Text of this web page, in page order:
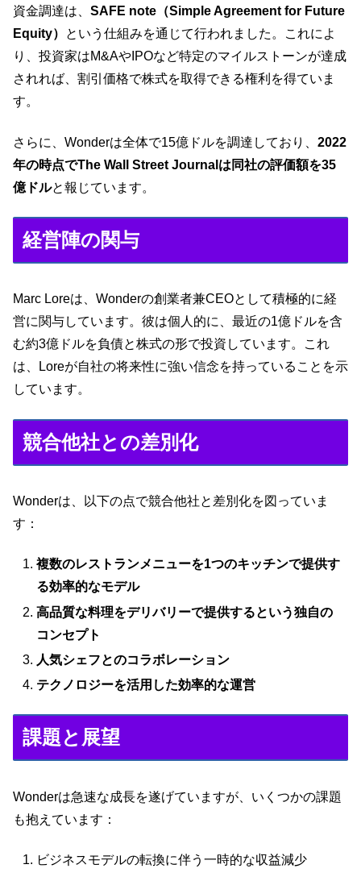
資金調達は、 SAFE note（Simple Agreement for Future
Equity）
という仕組みを通じて行われました。これによ
り、投資家はM&AやIPOなど特定のマイルストーンが達成
されれば、割引価格で株式を取得できる権利を得ていま
す。
さらに、Wonderは全体で15億ドルを調達しており、 2022
年の時点でThe Wall Street Journalは同社の評価額を35
億ドルと報じています。
経営陣の関与
Marc Loreは、Wonderの創業者兼CEOとして積極的に経
営に関与しています。彼は個人的に、最近の1億ドルを含
む約3億ドルを負債と株式の形で投資しています。これ
は、Loreが自社の将来性に強い信念を持っていることを示
しています。
競合他社との差別化
Wonderは、以下の点で競合他社と差別化を図っていま
す：
複数のレストランメニューを1つのキッチンで提供す
る効率的なモデル
高品質な料理をデリバリーで提供するという独自の
コンセプト
人気シェフとのコラボレーション
テクノロジーを活用した効率的な運営
課題と展望
Wonderは急速な成長を遂げていますが、いくつかの課題
も抱えています：
ビジネスモデルの転換に伴う一時的な収益減少